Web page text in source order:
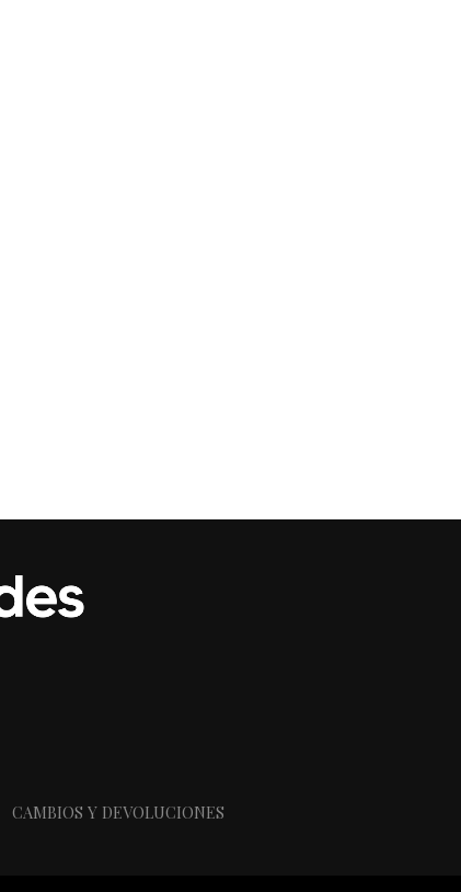
CAMBIOS Y DEVOLUCIONES